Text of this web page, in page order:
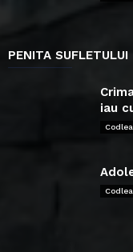
PENITA SUFLETULUI
iau
Codlea
Codlea